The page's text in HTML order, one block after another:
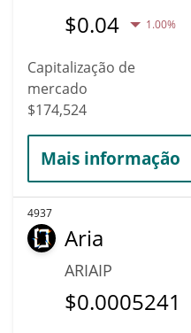
$0.04 1.00%
Capitalização de
mercado
$174,524
Mais informação
4937
Aria
ARIAIP
$0.0005241